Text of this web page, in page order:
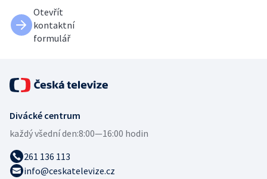
Otevřít
kontaktní
formulář
Divácké centrum
každý všední den:8:00—16:00 hodin
261 136 113
info@ceskatelevize.cz